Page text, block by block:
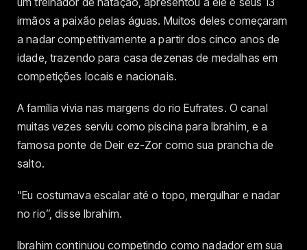
irmãos a paixão pelas águas. Muitos deles começaram
a nadar competitivamente a partir dos cinco anos de
idade, trazendo para casa dezenas de medalhas em
competições locais e nacionais.
A família vivia nas margens do rio Eufrates. O canal
muitas vezes serviu como piscina para Ibrahim, e a
famosa ponte de Deir ez-Zor como sua prancha de
salto.
“Eu costumava escalar até o topo, mergulhar e nadar
no rio”, disse Ibrahim.
Ibrahim continuou competindo como nadador em sua